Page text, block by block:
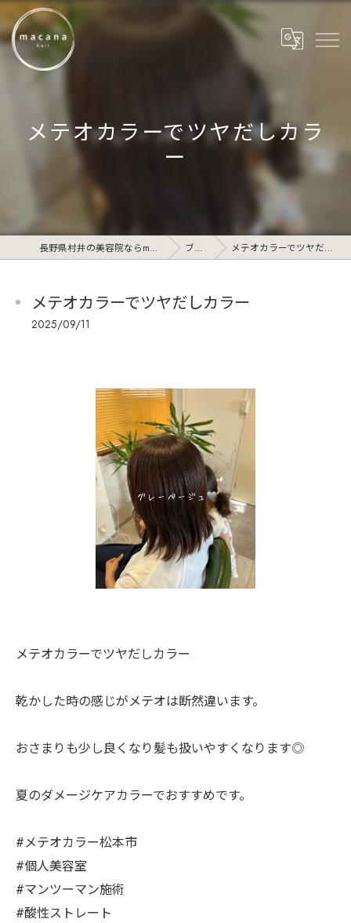
メテオカラーでツヤだしカラ
ー
長野県村井の美容院ならmacana_hair ブログ メテオカラーでツヤだしカラー
メテオカラーでツヤだしカラー
2025/09/11
メテオカラーでツヤだしカラー
乾かした時の感じがメテオは断然違います。
おさまりも少し良くなり髪も扱いやすくなります◎
夏のダメージケアカラーでおすすめです。
#メテオカラー松本市
#個人美容室
#マンツーマン施術
#酸性ストレート